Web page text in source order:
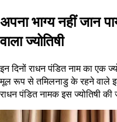
अपना भाग्य नहीं जान
वाला ज्योतिषी
इन दिनों राधन पंडित नाम का एक
मूल रूप से तमिलनाडु के रहने वाले इस
राधन पंडित नामक इस ज्योतिषी की